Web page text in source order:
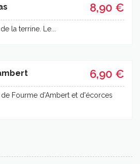
8,90 €
la terrine. Le...
6,90 €
Fourme d'Ambert et d'écorces